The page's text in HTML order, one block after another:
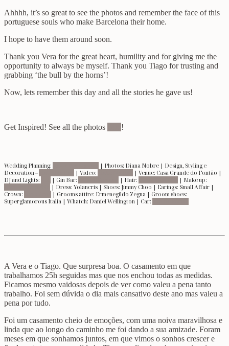
Ahhhh, it’s so great to see the photos and remember the face of this
portuguese souls who make Barcelona their home.
I hope to have them around soon.
Thank you Vera for the great heart, humility and for giving me the
opportunity to always be myself. Thank you Tiago for trusting and
grabbing ‘the bull by the horns’!
Now, lets remember this day and all the stories he gave us!
Get Inspired! See all the photos !
Wedding Planning:
| Photos: Diana Nobre | Design, Styling e
Decoration –
| Video:
| Venue: Casa Grande do Fontão |
DJ and Lights:
| Gin Bar: | Hair:
| Make up:
| Dress: Yolancris | Shoes: Jimmy Choo | Earings: Small Affair |
Crown:
| Grooms attire: Ermenegildo Zegna | Groom shoes:
Superglamorous Italia | Whatch: Daniel Wellington | Car:
A Vera e o Tiago. Que surpresa boa. O casamento em que
trabalhamos 25h seguidas mas que nos enchou todas as medidas.
Ficamos mesmo vaidosas depois de ver como valeu a pena tanto
trabalho. Foi sem dúvida o dia mais cansativo deste ano mas valeu a
pena por tudo.
Foi um casamento cheio de emoções, com uma noiva maravilhosa e
linda que ao longo do caminho me foi dando a sua amizade. Foram
meses em que sonhamos juntos, em que vimos o sonhos crescer e